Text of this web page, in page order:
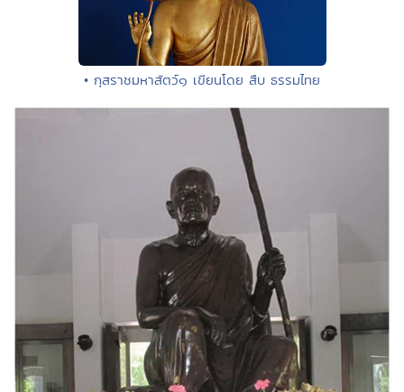
• กุสราชมหาสัตว์๑ เขียนโดย สืบ ธรรมไทย